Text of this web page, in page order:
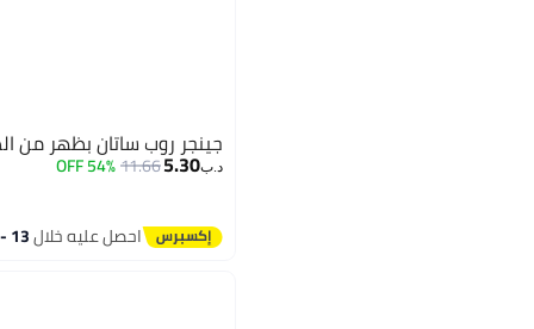
جينجر روب ساتان بظهر من
د.ب‏5.30
11.66
54% OFF
احصل عليه خلال13 - 14 اغسطس